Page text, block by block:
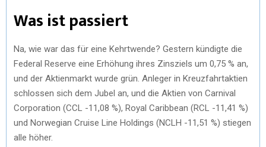
Was ist passiert
Na, wie war das für eine Kehrtwende? Gestern kündigte die
Federal Reserve eine Erhöhung ihres Zinsziels um 0,75 % an,
und der Aktienmarkt wurde grün. Anleger in Kreuzfahrtaktien
schlossen sich dem Jubel an, und die Aktien von Carnival
Corporation (CCL -11,08 %), Royal Caribbean (RCL -11,41 %)
und Norwegian Cruise Line Holdings (NCLH -11,51 %) stiegen
alle höher.